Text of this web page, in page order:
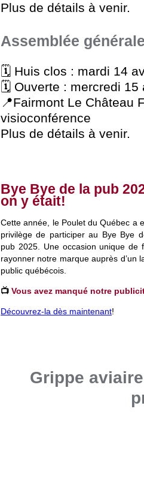
Plus de détails à venir.
Assemblée
🗓️ Huis clos : mardi 14
🗓️ Ouverte : mercredi 15
📍Fairmont Le Château
visioconférence
Plus de détails à venir.
Bye Bye de la pub
on y était!
Cette année, le Poulet du Québec a
privilège de participer au Bye Bye
pub 2025. Une occasion unique de
rayonner notre marque auprès d’un
public québécois.
📺 Vous avez manqué notre
Découvrez-la dès maintenant!
Grippe